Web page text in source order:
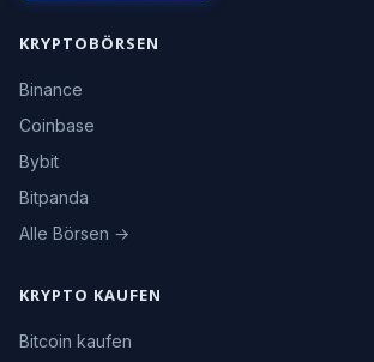
KRYPTOBÖRSEN
Binance
Coinbase
Bybit
Bitpanda
Alle Börsen →
KRYPTO KAUFEN
Bitcoin kaufen